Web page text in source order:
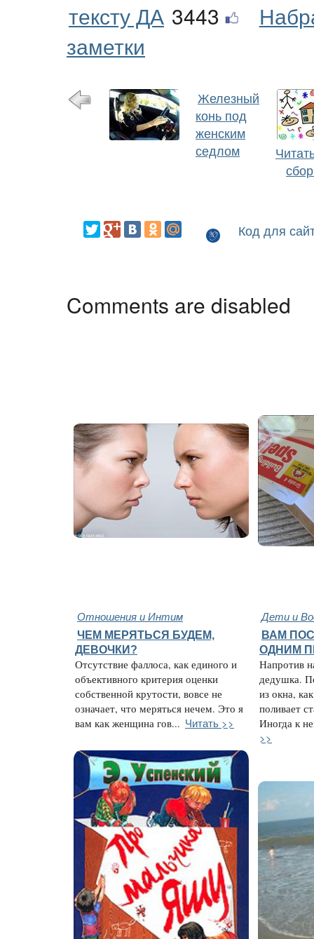
тексту ДА 3443
заметки
Железный
конь под
женским
седлом
Код для
Comments are disabled
Отношения и Интим Дети и
ЧЕМ МЕРЯТЬСЯ БУДЕМ,
ДЕВОЧКИ?
Отсутствие фаллоса, как единого и
объективного критерия оценки
собственной крутости, вовсе не
означает, что меряться нечем. Это я
вам как женщина гов... Читать >>
ВАМ
ОДНИМ
Напротив
дедушка.
из окна,
поливает
Иногда к
>>